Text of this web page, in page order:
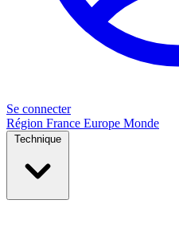
Se connecter
Région France Europe Monde
Technique